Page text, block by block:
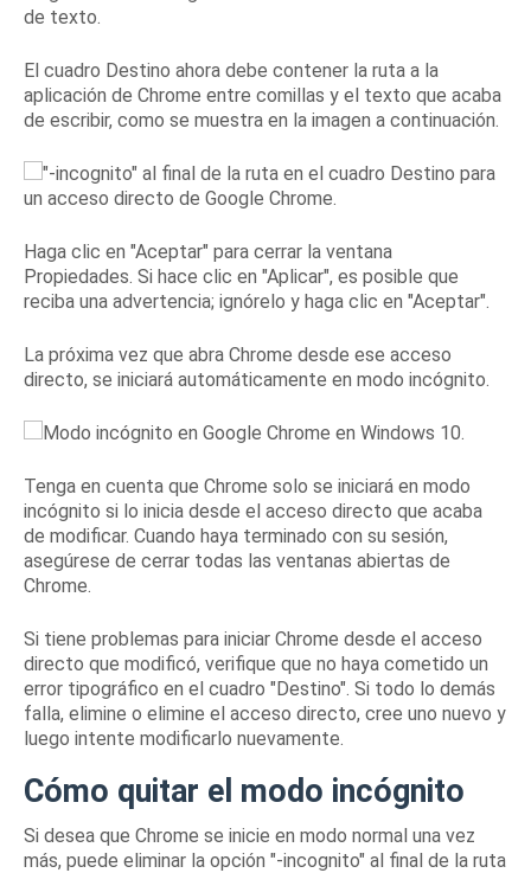
de texto.
El cuadro Destino ahora debe contener la ruta a la
aplicación de Chrome entre comillas y el texto que acaba
de escribir, como se muestra en la imagen a continuación.
Haga clic en "Aceptar" para cerrar la ventana
Propiedades. Si hace clic en "Aplicar", es posible que
reciba una advertencia; ignórelo y haga clic en "Aceptar".
La próxima vez que abra Chrome desde ese acceso
directo, se iniciará automáticamente en modo incógnito.
Tenga en cuenta que Chrome solo se iniciará en modo
incógnito si lo inicia desde el acceso directo que acaba
de modificar. Cuando haya terminado con su sesión,
asegúrese de cerrar todas las ventanas abiertas de
Chrome.
Si tiene problemas para iniciar Chrome desde el acceso
directo que modificó, verifique que no haya cometido un
error tipográfico en el cuadro "Destino". Si todo lo demás
falla, elimine o elimine el acceso directo, cree uno nuevo y
luego intente modificarlo nuevamente.
Cómo quitar el modo incógnito
Si desea que Chrome se inicie en modo normal una vez
más, puede eliminar la opción "-incognito" al final de la ruta